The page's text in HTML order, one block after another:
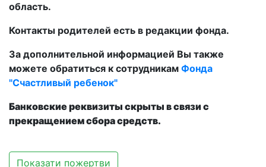
область.
Контакты родителей есть в редакции фонда.
За дополнительной информацией Вы также
можете обратиться к сотрудникам Фонда
"Счастливый ребенок"
Банковские реквизиты скрыты в связи с
прекращением сбора средств.
Показати пожертви